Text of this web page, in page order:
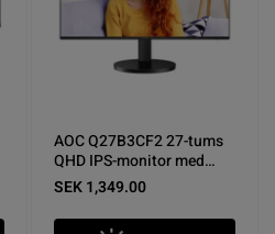
AOC Q27B3CF2 27-tums
QHD IPS-monitor med
USB-C och höjdjusterbart
stativ - Nyskick
SEK 1,349.00